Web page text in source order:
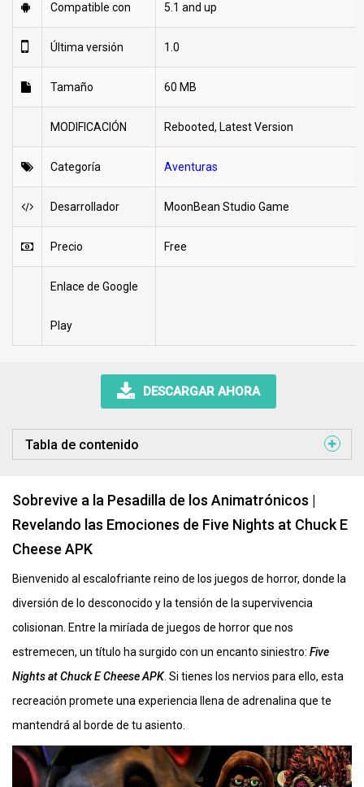
Compatible con 5.1 and up
Última versión 1.0
Tamaño 60 MB
MODIFICACIÓN Rebooted, Latest Version
Categoría Aventuras
Desarrollador MoonBean Studio Game
Precio Free
Enlace de Google
Play
DESCARGAR AHORA
Tabla de contenido
Sobrevive a la Pesadilla de los Animatrónicos |
Revelando las Emociones de Five Nights at Chuck E
Cheese APK
Bienvenido al escalofriante reino de los juegos de horror, donde la
diversión de lo desconocido y la tensión de la supervivencia
colisionan. Entre la miríada de juegos de horror que nos
estremecen, un título ha surgido con un encanto siniestro: Five
Nights at Chuck E Cheese APK. Si tienes los nervios para ello, esta
recreación promete una experiencia llena de adrenalina que te
mantendrá al borde de tu asiento.